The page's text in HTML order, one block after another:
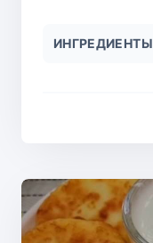
ИНГРЕДИЕНТЫ